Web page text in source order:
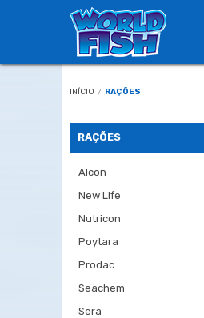
INÍCIO / RAÇÕES
RAÇÕES
Alcon
New Life
Nutricon
Poytara
Prodac
Seachem
Sera